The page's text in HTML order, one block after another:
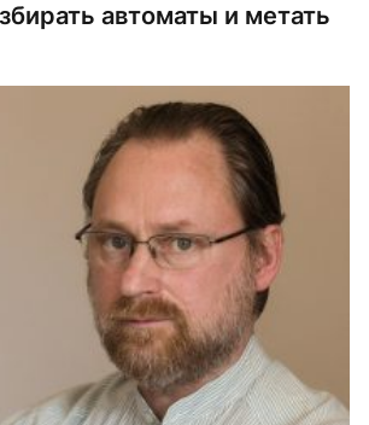
автоматы и метать